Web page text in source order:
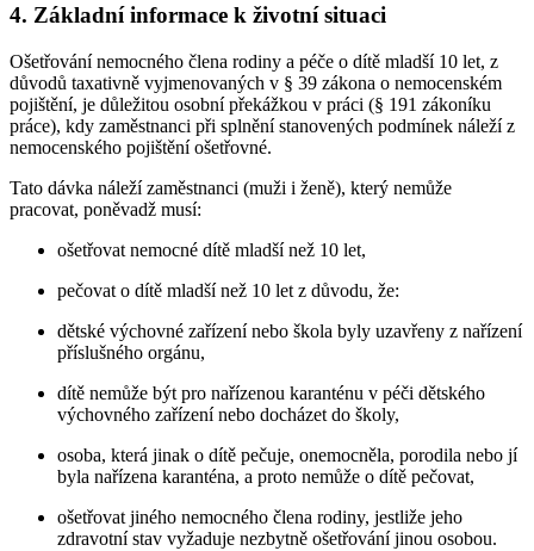
4. Základní informace k životní situaci
Ošetřování nemocného člena rodiny a péče o dítě mladší 10 let, z
důvodů taxativně vyjmenovaných v § 39 zákona o nemocenském
pojištění, je důležitou osobní překážkou v práci (§ 191 zákoníku
práce), kdy zaměstnanci při splnění stanovených podmínek náleží z
nemocenského pojištění ošetřovné.
Tato dávka náleží zaměstnanci (muži i ženě), který nemůže
pracovat, poněvadž musí:
ošetřovat nemocné dítě mladší než 10 let,
pečovat o dítě mladší než 10 let z důvodu, že:
dětské výchovné zařízení nebo škola byly uzavřeny z nařízení
příslušného orgánu,
dítě nemůže být pro nařízenou karanténu v péči dětského
výchovného zařízení nebo docházet do školy,
osoba, která jinak o dítě pečuje, onemocněla, porodila nebo jí
byla nařízena karanténa, a proto nemůže o dítě pečovat,
ošetřovat jiného nemocného člena rodiny, jestliže jeho
zdravotní stav vyžaduje nezbytně ošetřování jinou osobou.